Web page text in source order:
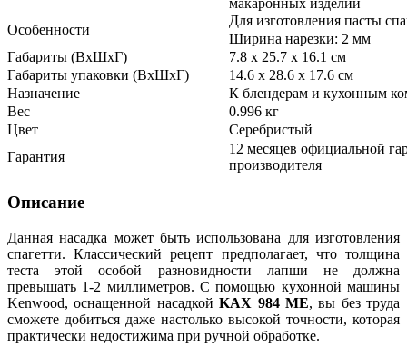
макаронных изделий
Особенности
Для изготовления пасты
Ширина нарезки: 2 мм
Габариты (ВхШхГ)
7.8 x 25.7 x 16.1 см
Габариты упаковки (ВхШхГ)
14.6 х 28.6 х 17.6 см
Назначение
К блендерам и кухонным
Вес
0.996 кг
Цвет
Серебристый
Гарантия
12 месяцев официальной
производителя
Описание
Данная насадка может быть использована для изготовления
спагетти. Классический рецепт предполагает, что толщина
теста этой особой разновидности лапши не должна
превышать 1-2 миллиметров. С помощью кухонной машины
Kenwood, оснащенной насадкойKAX 984 ME, вы без труда
сможете добиться даже настолько высокой точности, которая
практически недостижима при ручной обработке.